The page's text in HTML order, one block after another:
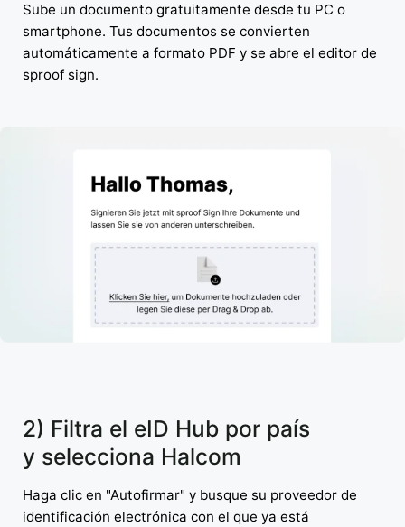
Sube un documento gratuitamente desde tu PC o
smartphone. Tus documentos se convierten
automáticamente a formato PDF y se abre el editor de
sproof sign.
2) Filtra el eID Hub por país
y selecciona Halcom
Haga clic en "Autofirmar" y busque su proveedor de
identificación electrónica con el que ya está